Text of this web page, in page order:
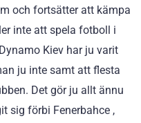
och fortsätter att kämpa
inte att spela fotboll i
Kiev har ju varit
ju inte samt att flesta
Det gör ju allt ännu
sig förbi Fenerbahce ,